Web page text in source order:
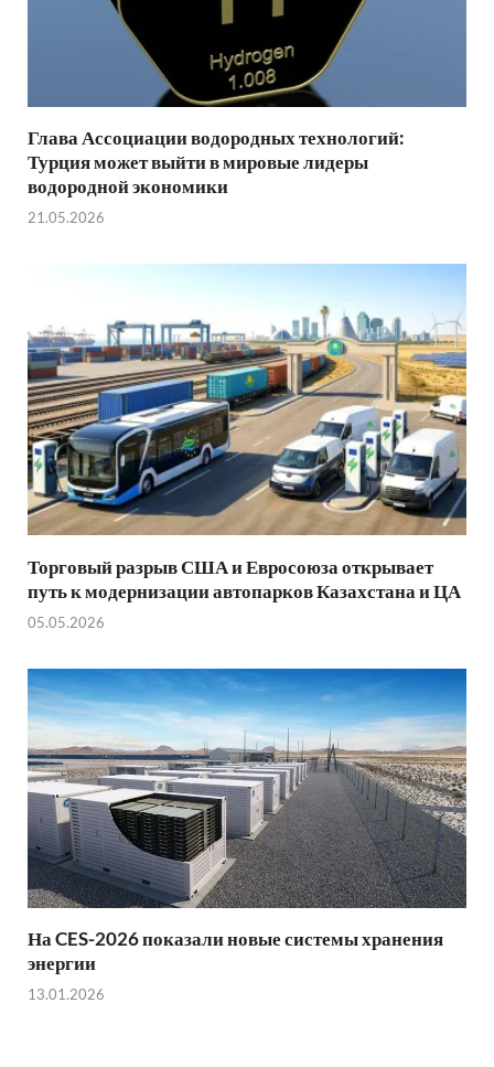
Глава Ассоциации водородных технологий:
Турция может выйти в мировые лидеры
водородной экономики
21.05.2026
Торговый разрыв США и Евросоюза открывает
путь к модернизации автопарков Казахстана и ЦА
05.05.2026
На CES-2026 показали новые системы хранения
энергии
13.01.2026